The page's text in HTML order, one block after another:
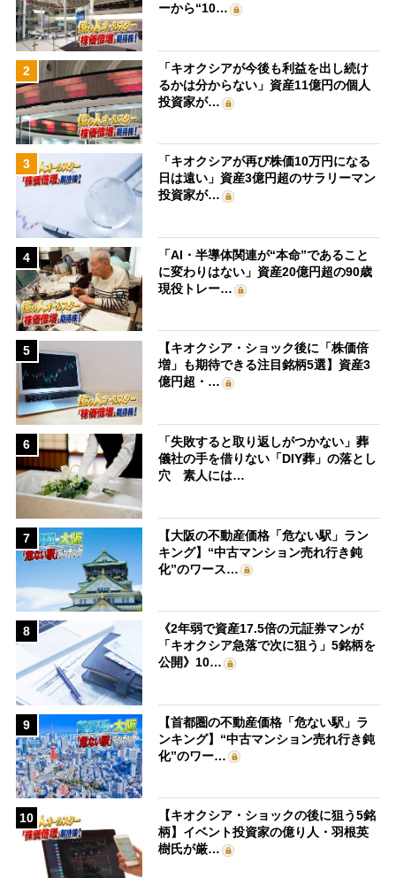
ーから“10…
2
「キオクシアが今後も利益を出し続け
るかは分からない」資産11億円の個人
投資家が…
3
「キオクシアが再び株価10万円になる
日は遠い」資産3億円超のサラリーマン
投資家が…
4
「AI・半導体関連が“本命”であること
に変わりはない」資産20億円超の90歳
現役トレー…
5
【キオクシア・ショック後に「株価倍
増」も期待できる注目銘柄5選】資産3
億円超・…
6
「失敗すると取り返しがつかない」葬
儀社の手を借りない「DIY葬」の落とし
穴 素人には…
7
【大阪の不動産価格「危ない駅」ラン
キング】“中古マンション売れ行き鈍
化”のワース…
8
《2年弱で資産17.5倍の元証券マンが
「キオクシア急落で次に狙う」5銘柄を
公開》10…
9
【首都圏の不動産価格「危ない駅」ラ
ンキング】“中古マンション売れ行き鈍
化”のワー…
10
【キオクシア・ショックの後に狙う5銘
柄】イベント投資家の億り人・羽根英
樹氏が厳…